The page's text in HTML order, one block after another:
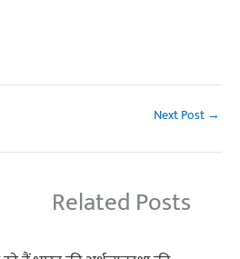
Next Post →
Related Posts